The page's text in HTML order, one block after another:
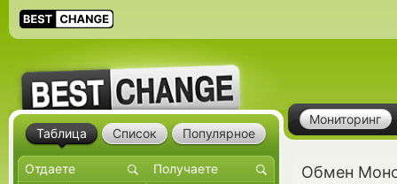
Мониторинг
Обмен
Таблица Список Популярное